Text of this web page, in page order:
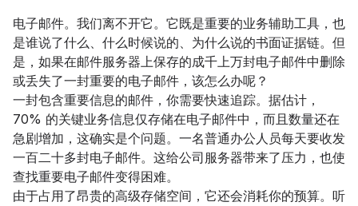
电子邮件。我们离不开它。它既是重要的业务辅助工具，也
是谁说了什么、什么时候说的、为什么说的书面证据链。但
是，如果在邮件服务器上保存的成千上万封电子邮件中删除
或丢失了一封重要的电子邮件，该怎么办呢？
一封包含重要信息的邮件，你需要快速追踪。据估计，
70% 的关键业务信息仅存储在电子邮件中，而且数量还在
急剧增加，这确实是个问题。一名普通办公人员每天要收发
一百二十多封电子邮件。这给公司服务器带来了压力，也使
查找重要电子邮件变得困难。
由于占用了昂贵的高级存储空间，它还会消耗你的预算。听